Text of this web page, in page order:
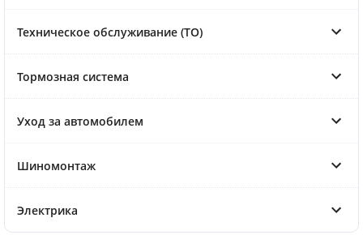
Техническое обслуживание (ТО)
Тормозная система
Уход за автомобилем
Шиномонтаж
Электрика